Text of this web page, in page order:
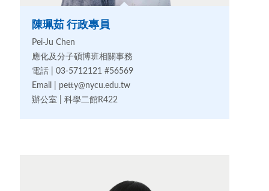
陳珮茹 行政專員
Pei-Ju Chen
應化及分子碩博班相關事務
電話 | 03-5712121 #56569
Email | petty@nycu.edu.tw
辦公室 | 科學二館R422